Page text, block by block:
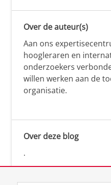
Over de auteur(s)
Aan ons
hoogleraren en
onderzoekers
willen werken aan de
organisatie.
Over deze blog
.